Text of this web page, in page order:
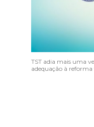
TST adia mais uma
adequação à